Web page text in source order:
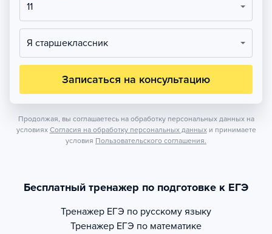
11
Я старшеклассник
Записаться на консультацию
Продолжая, вы соглашаетесь на обработку персональных данных на
условиях Согласия на обработку персональных данных и принимаете
условия Пользовательского соглашения.
Бесплатный тренажер по подготовке к ЕГЭ
Тренажер ЕГЭ по русскому языку
Тренажер ЕГЭ по математике